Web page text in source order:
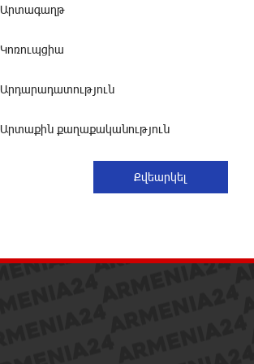
ընդհատումներ կլինեն
փորձել ինքնասպան լինել
ԵԱՏՄ֊ն չի ուզում, որ իր
միջոցներով զարգանա
Հայաստանի տնտեսությունը ու
Արտագաղթ
Կոռուպցիա
Արդարադատություն
Արտաքին քաղաքականություն